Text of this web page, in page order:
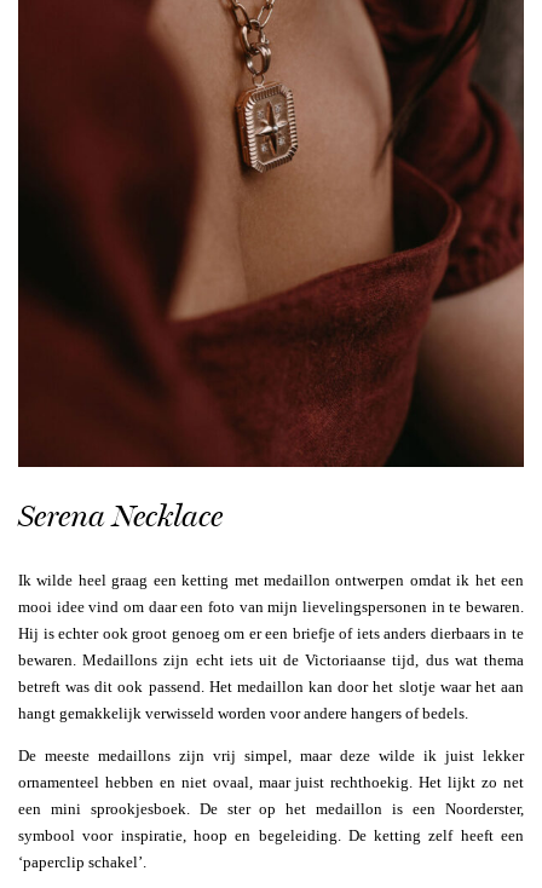
Serena Necklace
Ik wilde heel graag een ketting met medaillon ontwerpen omdat ik het een
mooi idee vind om daar een foto van mijn lievelingspersonen in te bewaren.
Hij is echter ook groot genoeg om er een briefje of iets anders dierbaars in te
bewaren. Medaillons zijn echt iets uit de Victoriaanse tijd, dus wat thema
betreft was dit ook passend. Het medaillon kan door het slotje waar het aan
hangt gemakkelijk verwisseld worden voor andere hangers of bedels.
De meeste medaillons zijn vrij simpel, maar deze wilde ik juist lekker
ornamenteel hebben en niet ovaal, maar juist rechthoekig. Het lijkt zo net
een mini sprookjesboek. De ster op het medaillon is een Noorderster,
symbool voor inspiratie, hoop en begeleiding. De ketting zelf heeft een
‘paperclip schakel’.